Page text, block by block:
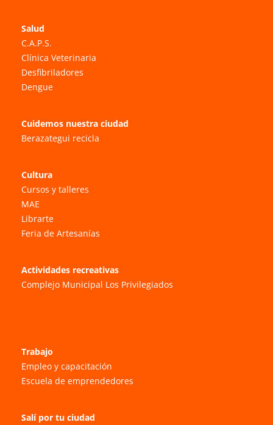
Salud
C.A.P.S.
Clínica Veterinaria
Desfibriladores
Dengue
Cuidemos nuestra ciudad
Berazategui recicla
Cultura
Cursos y talleres
MAE
Librarte
Feria de Artesanías
Actividades recreativas
Complejo Municipal Los Privilegiados
Trabajo
Empleo y capacitación
Escuela de emprendedores
Salí por tu ciudad